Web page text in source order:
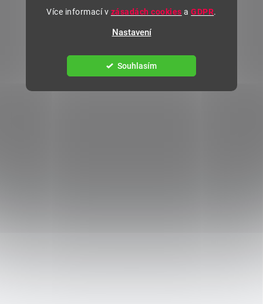
Více informací v zásadách cookies aGDPR.
Nastavení
Souhlasím